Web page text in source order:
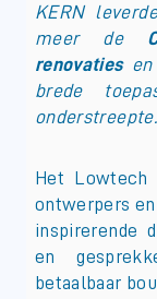
KERN
meer de
renovatiesen
brede
onderstreepte.
Het Lowtech
ontwerpers
inspirerende
en
betaalbaar